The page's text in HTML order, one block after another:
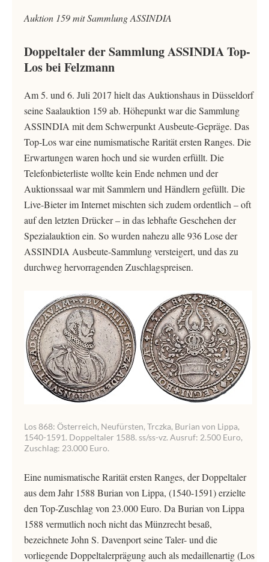
Auktion 159 mit Sammlung ASSINDIA
Doppeltaler der Sammlung ASSINDIA Top-
Los bei Felzmann
Am 5. und 6. Juli 2017 hielt das Auktionshaus in Düsseldorf
seine Saalauktion 159 ab. Höhepunkt war die Sammlung
ASSINDIA mit dem Schwerpunkt Ausbeute-Gepräge. Das
Top-Los war eine numismatische Rarität ersten Ranges. Die
Erwartungen waren hoch und sie wurden erfüllt. Die
Telefonbieterliste wollte kein Ende nehmen und der
Auktionssaal war mit Sammlern und Händlern gefüllt. Die
Live-Bieter im Internet mischten sich zudem ordentlich – oft
auf den letzten Drücker – in das lebhafte Geschehen der
Spezialauktion ein. So wurden nahezu alle 936 Lose der
ASSINDIA Ausbeute-Sammlung versteigert, und das zu
durchweg hervorragenden Zuschlagspreisen.
Los 868: Österreich, Neufürsten, Trczka, Burian von Lippa,
1540-1591. Doppeltaler 1588. ss/ss-vz. Ausruf: 2.500 Euro,
Zuschlag: 23.000 Euro.
Eine numismatische Rarität ersten Ranges, der Doppeltaler
aus dem Jahr 1588 Burian von Lippa, (1540-1591) erzielte
den Top-Zuschlag von 23.000 Euro. Da Burian von Lippa
1588 vermutlich noch nicht das Münzrecht besaß,
bezeichnete John S. Davenport seine Taler- und die
vorliegende Doppeltalerprägung auch als medaillenartig (Los